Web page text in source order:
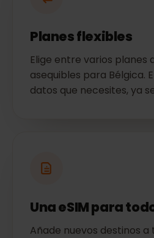
Planes flexibles
Elige entre varios planes
asequibles para Bélgica.
datos que necesites, ya
Una eSIM para
Añade nuevos destinos a